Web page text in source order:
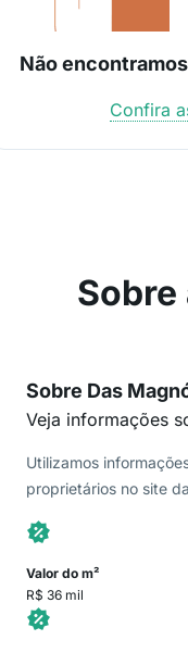
Não
Confira
Sobre Das
Veja informações
Utilizamos
proprietários no site
Valor do m²
R$ 36 mil